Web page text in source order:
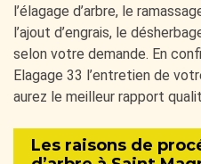
l’élagage d’arbre, le
l’ajout d’engrais, le
selon votre demande. En
Elagage 33 l’entretien de
aurez le meilleur rapport
Les raisons de